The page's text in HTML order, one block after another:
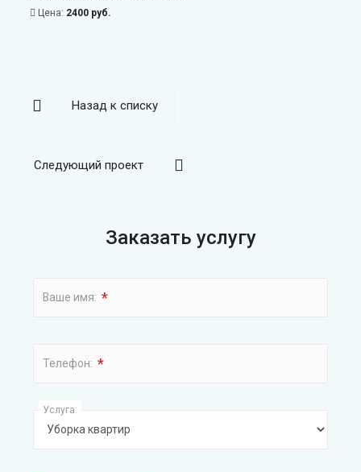
Цена: 2400 руб.
Назад к списку
Следующий проект
Заказать услугу
Ваше имя: *
Телефон: *
Услуга: